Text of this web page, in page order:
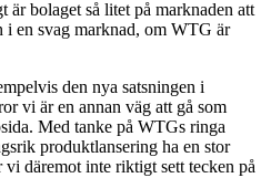
bolaget så litet på marknaden att
i en svag marknad, om WTG är
den nya satsningen i
vi är en annan väg att gå som
Med tanke på WTGs ringa
produktlansering ha en stor
däremot inte riktigt sett tecken på